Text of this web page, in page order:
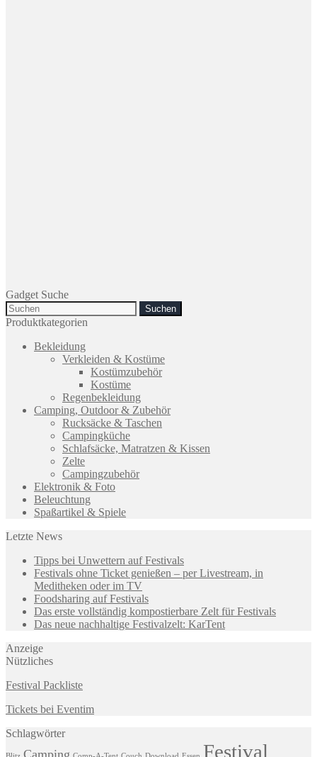
Gadget Suche
Search
for:
Produktkategorien
Bekleidung
Verkleiden & Kostüme
Kostümzubehör
Kostüme
Regenbekleidung
Camping, Outdoor & Zubehör
Rucksäcke & Taschen
Campingküche
Schlafsäcke, Matratzen & Kissen
Zelte
Campingzubehör
Elektronik & Foto
Beleuchtung
Spaßartikel & Spiele
Letzte News
Tipps bei Unwettern auf Festivals
Festivals ohne Ticket genießen – per Livestream, in
Meditheken oder im TV
Foodsharing auf Festivals
Das erste vollständig kompostierbare Zelt für Festivals
Das neue nachhaltige Festivalzelt: KarTent
Anzeige
Nützliches
Festival Packliste
Tickets bei Eventim
Schlagwörter
Festival